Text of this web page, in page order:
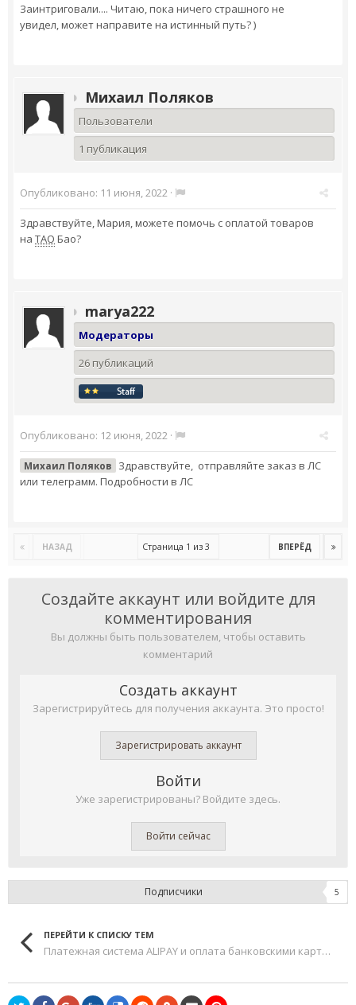
Заинтриговали.... Читаю, пока ничего страшного не
увидел, может направите на истинный путь? )
Михаил Поляков
Пользователи
1 публикация
Опубликовано: 11 июня, 2022 ·
Здравствуйте, Мария, можете помочь с оплатой товаров
на ТАО Бао?
marya222
Модераторы
26 публикаций
Опубликовано: 12 июня, 2022 ·
Михаил Поляков
Здравствуйте, отправляйте заказ в ЛС
или телеграмм. Подробности в ЛС
НАЗАД ВПЕРЁД
Страница 1 из 3
Создайте аккаунт или войдите для
комментирования
Вы должны быть пользователем, чтобы оставить
комментарий
Создать аккаунт
Зарегистрируйтесь для получения аккаунта. Это просто!
Зарегистрировать аккаунт
Войти
Уже зарегистрированы? Войдите здесь.
Войти сейчас
Подписчики 5
ПЕРЕЙТИ К СПИСКУ ТЕМ
Платежная система ALIPAY и оплата банковскими картами